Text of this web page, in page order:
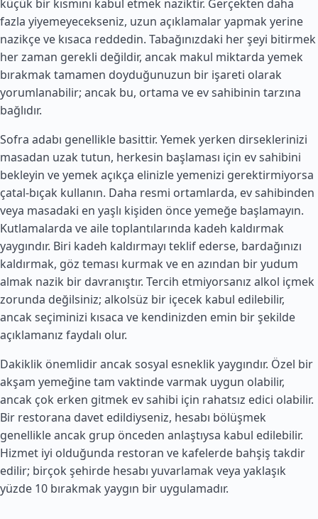
küçük bir kısmını kabul etmek naziktir. Gerçekten daha
fazla yiyemeyecekseniz, uzun açıklamalar yapmak yerine
nazikçe ve kısaca reddedin. Tabağınızdaki her şeyi bitirmek
her zaman gerekli değildir, ancak makul miktarda yemek
bırakmak tamamen doyduğunuzun bir işareti olarak
yorumlanabilir; ancak bu, ortama ve ev sahibinin tarzına
bağlıdır.
Sofra adabı genellikle basittir. Yemek yerken dirseklerinizi
masadan uzak tutun, herkesin başlaması için ev sahibini
bekleyin ve yemek açıkça elinizle yemenizi gerektirmiyorsa
çatal-bıçak kullanın. Daha resmi ortamlarda, ev sahibinden
veya masadaki en yaşlı kişiden önce yemeğe başlamayın.
Kutlamalarda ve aile toplantılarında kadeh kaldırmak
yaygındır. Biri kadeh kaldırmayı teklif ederse, bardağınızı
kaldırmak, göz teması kurmak ve en azından bir yudum
almak nazik bir davranıştır. Tercih etmiyorsanız alkol içmek
zorunda değilsiniz; alkolsüz bir içecek kabul edilebilir,
ancak seçiminizi kısaca ve kendinizden emin bir şekilde
açıklamanız faydalı olur.
Dakiklik önemlidir ancak sosyal esneklik yaygındır. Özel bir
akşam yemeğine tam vaktinde varmak uygun olabilir,
ancak çok erken gitmek ev sahibi için rahatsız edici olabilir.
Bir restorana davet edildiyseniz, hesabı bölüşmek
genellikle ancak grup önceden anlaştıysa kabul edilebilir.
Hizmet iyi olduğunda restoran ve kafelerde bahşiş takdir
edilir; birçok şehirde hesabı yuvarlamak veya yaklaşık
yüzde 10 bırakmak yaygın bir uygulamadır.